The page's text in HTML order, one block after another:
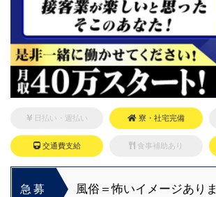
日払い・週払い 寮・社宅完備
交通費支給 食事補助あり
急募
風俗＝怖いイメージあり